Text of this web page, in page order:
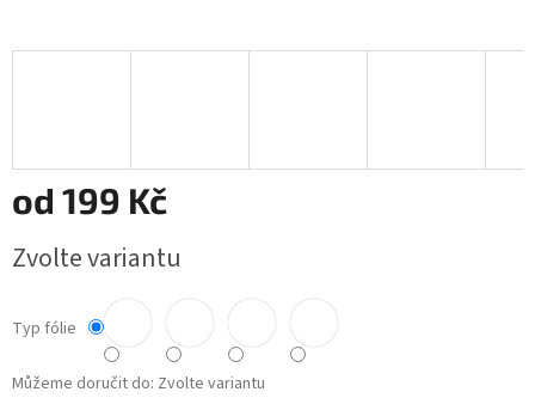
od 199 Kč
cena:
Zvolte variantu
Typ fólie
Můžeme doručit do: Zvolte variantu